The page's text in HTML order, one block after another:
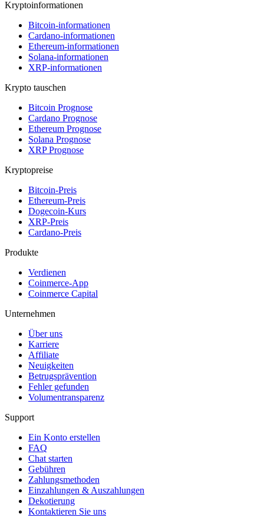
Kryptoinformationen
Bitcoin-informationen
Cardano-informationen
Ethereum-informationen
Solana-informationen
XRP-informationen
Krypto tauschen
Bitcoin Prognose
Cardano Prognose
Ethereum Prognose
Solana Prognose
XRP Prognose
Kryptopreise
Bitcoin-Preis
Ethereum-Preis
Dogecoin-Kurs
XRP-Preis
Cardano-Preis
Produkte
Verdienen
Coinmerce-App
Coinmerce Capital
Unternehmen
Über uns
Karriere
Affiliate
Neuigkeiten
Betrugsprävention
Fehler gefunden
Volumentransparenz
Support
Ein Konto erstellen
FAQ
Chat starten
Gebühren
Zahlungsmethoden
Einzahlungen & Auszahlungen
Dekotierung
Kontaktieren Sie uns